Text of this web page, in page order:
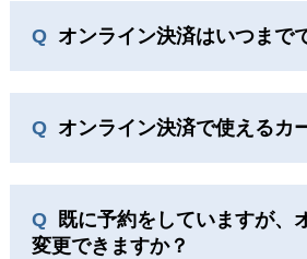
オンライン決済はいつまで
オンライン決済で使えるカ
既に予約をしていますが、
変更できますか？